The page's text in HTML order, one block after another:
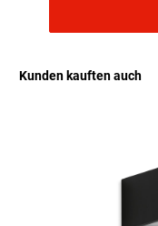
Kunden kauften auch